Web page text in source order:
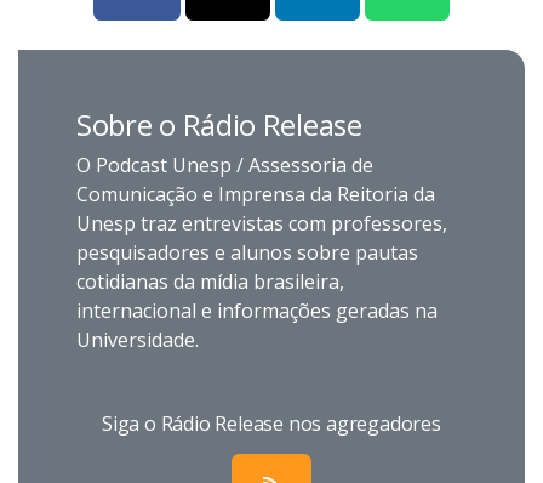
Sobre o Rádio Release
O Podcast Unesp / Assessoria de
Comunicação e Imprensa da Reitoria da
Unesp traz entrevistas com professores,
pesquisadores e alunos sobre pautas
cotidianas da mídia brasileira,
internacional e informações geradas na
Universidade.
Siga o Rádio Release nos agregadores